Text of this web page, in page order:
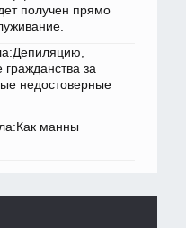
получен прямо
за
недостоверные
манны